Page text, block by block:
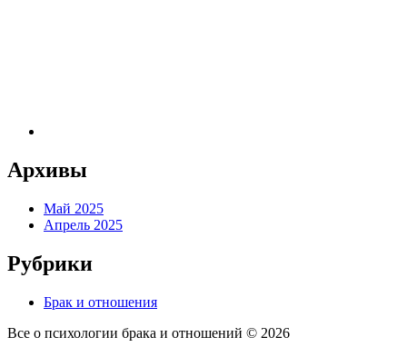
Архивы
Май 2025
Апрель 2025
Рубрики
Брак и отношения
Все о психологии брака и отношений © 2026